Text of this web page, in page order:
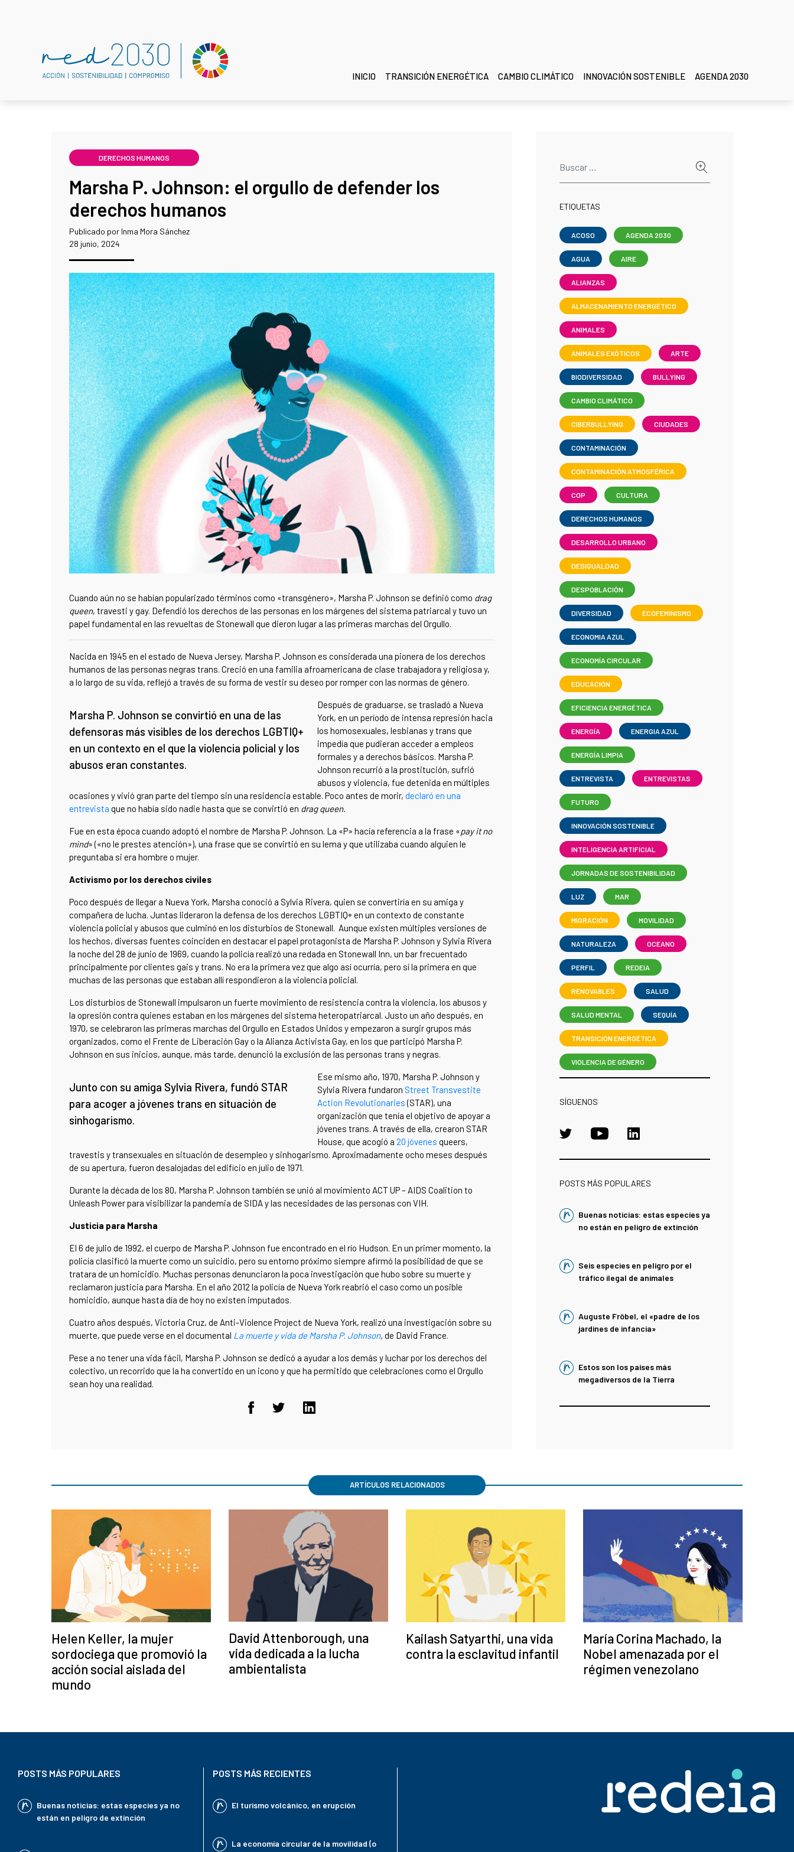
INICIO TRANSICIÓN ENERGÉTICA CAMBIO CLIMÁTICO INNOVACIÓN SOSTENIBLE AGENDA 2030
DERECHOS HUMANOS
Marsha P. Johnson: el orgullo de defender los
derechos humanos
Publicado por Inma Mora Sánchez
28 junio, 2024
Cuando aún no se habían popularizado términos como «transgénero», Marsha P. Johnson se definió como drag
queen, travesti y gay. Defendió los derechos de las personas en los márgenes del sistema patriarcal y tuvo un
papel fundamental en las revueltas de Stonewall que dieron lugar a las primeras marchas del Orgullo.
Nacida en 1945 en el estado de Nueva Jersey, Marsha P. Johnson es considerada una pionera de los derechos
humanos de las personas negras trans. Creció en una familia afroamericana de clase trabajadora y religiosa y,
a lo largo de su vida, reflejó a través de su forma de vestir su deseo por romper con las normas de género.
Marsha P. Johnson se convirtió en una de las
defensoras más visibles de los derechos LGBTIQ+
en un contexto en el que la violencia policial y los
abusos eran constantes.
Después de graduarse, se trasladó a Nueva
York, en un período de intensa represión hacia
los homosexuales, lesbianas y trans que
impedía que pudieran acceder a empleos
formales y a derechos básicos. Marsha P.
Johnson recurrió a la prostitución, sufrió
abusos y violencia, fue detenida en múltiples
ocasiones y vivió gran parte del tiempo sin una residencia estable. Poco antes de morir, declaró en una
entrevista que no había sido nadie hasta que se convirtió en drag queen.
Fue en esta época cuando adoptó el nombre de Marsha P. Johnson. La «P» hacía referencia a la frase «pay it no
mind» («no le prestes atención»), una frase que se convirtió en su lema y que utilizaba cuando alguien le
preguntaba si era hombre o mujer.
Activismo por los derechos civiles
Poco después de llegar a Nueva York, Marsha conoció a Sylvia Rivera, quien se convertiría en su amiga y
compañera de lucha. Juntas lideraron la defensa de los derechos LGBTIQ+ en un contexto de constante
violencia policial y abusos que culminó en los disturbios de Stonewall. Aunque existen múltiples versiones de
los hechos, diversas fuentes coinciden en destacar el papel protagonista de Marsha P. Johnson y Sylvia Rivera
la noche del 28 de junio de 1969, cuando la policía realizó una redada en Stonewall Inn, un bar frecuentado
principalmente por clientes gais y trans. No era la primera vez que algo así ocurría, pero sí la primera en que
muchas de las personas que estaban allí respondieron a la violencia policial.
Los disturbios de Stonewall impulsaron un fuerte movimiento de resistencia contra la violencia, los abusos y
la opresión contra quienes estaban en los márgenes del sistema heteropatriarcal. Justo un año después, en
1970, se celebraron las primeras marchas del Orgullo en Estados Unidos y empezaron a surgir grupos más
organizados, como el Frente de Liberación Gay o la Alianza Activista Gay, en los que participó Marsha P.
Johnson en sus inicios, aunque, más tarde, denunció la exclusión de las personas trans y negras.
Junto con su amiga Sylvia Rivera, fundó STAR
para acoger a jóvenes trans en situación de
sinhogarismo.
Ese mismo año, 1970, Marsha P. Johnson y
Sylvia Rivera fundaron Street Transvestite
Action Revolutionaries(STAR), una
organización que tenía el objetivo de apoyar a
jóvenes trans. A través de ella, crearon STAR
House, que acogió a 20 jóvenes queers,
travestis y transexuales en situación de desempleo y sinhogarismo. Aproximadamente ocho meses después
de su apertura, fueron desalojadas del edificio en julio de 1971.
Durante la década de los 80, Marsha P. Johnson también se unió al movimiento ACT UP – AIDS Coalition to
Unleash Power para visibilizar la pandemia de SIDA y las necesidades de las personas con VIH.
Justicia para Marsha
El 6 de julio de 1992, el cuerpo de Marsha P. Johnson fue encontrado en el río Hudson. En un primer momento, la
policía clasificó la muerte como un suicidio, pero su entorno próximo siempre afirmó la posibilidad de que se
tratara de un homicidio. Muchas personas denunciaron la poca investigación que hubo sobre su muerte y
reclamaron justicia para Marsha. En el año 2012 la policía de Nueva York reabrió el caso como un posible
homicidio, aunque hasta día de hoy no existen imputados.
Cuatro años después, Victoria Cruz, de Anti-Violence Project de Nueva York, realizó una investigación sobre su
muerte, que puede verse en el documental La muerte y vida de Marsha P. Johnson, de David France.
Pese a no tener una vida fácil, Marsha P. Johnson se dedicó a ayudar a los demás y luchar por los derechos del
colectivo, un recorrido que la ha convertido en un icono y que ha permitido que celebraciones como el Orgullo
sean hoy una realidad.
ETIQUETAS
ACOSO AGENDA 2030
AGUA AIRE
ALIANZAS
ALMACENAMIENTO ENERGÉTICO
ANIMALES
ANIMALES EXÓTICOS ARTE
BIODIVERSIDAD BULLYING
CAMBIO CLIMÁTICO
CIBERBULLYING CIUDADES
CONTAMINACIÓN
CONTAMINACIÓN ATMOSFÉRICA
COP CULTURA
DERECHOS HUMANOS
DESARROLLO URBANO
DESIGUALDAD
DESPOBLACIÓN
DIVERSIDAD ECOFEMINISMO
ECONOMIA AZUL
ECONOMÍA CIRCULAR
EDUCACIÓN
EFICIENCIA ENERGÉTICA
ENERGÍA ENERGIA AZUL
ENERGÍA LIMPIA
ENTREVISTA ENTREVISTAS
FUTURO
INNOVACIÓN SOSTENIBLE
INTELIGENCIA ARTIFICIAL
JORNADAS DE SOSTENIBILIDAD
LUZ MAR
MIGRACIÓN MOVILIDAD
NATURALEZA OCEANO
PERFIL REDEIA
RENOVABLES SALUD
SALUD MENTAL SEQUÍA
TRANSICIÓN ENERGÉTICA
VIOLENCIA DE GÉNERO
SÍGUENOS
POSTS MÁS POPULARES
Buenas noticias: estas especies ya
no están en peligro de extinción
Seis especies en peligro por el
tráfico ilegal de animales
Auguste Fröbel, el «padre de los
jardines de infancia»
Estos son los países más
megadiversos de la Tierra
ARTÍCULOS RELACIONADOS
Helen Keller, la mujer
sordociega que promovió la
acción social aislada del
mundo
David Attenborough, una
vida dedicada a la lucha
ambientalista
Kailash Satyarthi, una vida
contra la esclavitud infantil
María Corina Machado, la
Nobel amenazada por el
régimen venezolano
POSTS MÁS POPULARES
Buenas noticias: estas especies ya no
están en peligro de extinción
POSTS MÁS RECIENTES
El turismo volcánico, en erupción
La economía circular de la movilidad (o